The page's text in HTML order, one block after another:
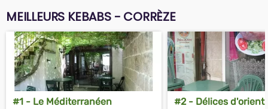
MEILLEURS KEBABS - CORRÈZE
#1 - Le Méditerranéen #2 - Délices d'orient